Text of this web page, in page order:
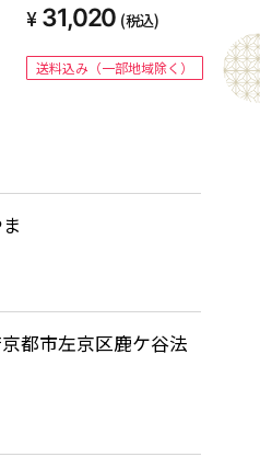
都市やまオリジナル和たんすラ
ンキング1位桐箪笥ロウ引関東
～九州送料無料 桐衣装ケース押
入 桐ダンス 国産
31,020 (税込)
送料込み（一部地域除く）
都市左京区鹿ケ谷法